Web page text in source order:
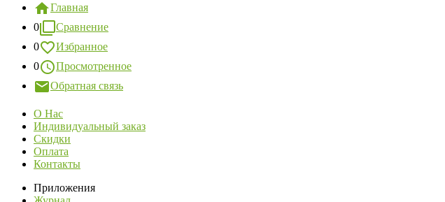
Главная
0
Сравнение
0
Избранное
0
Просмотренное
Обратная связь
О Нас
Индивидуальный заказ
Скидки
Оплата
Контакты
Приложения